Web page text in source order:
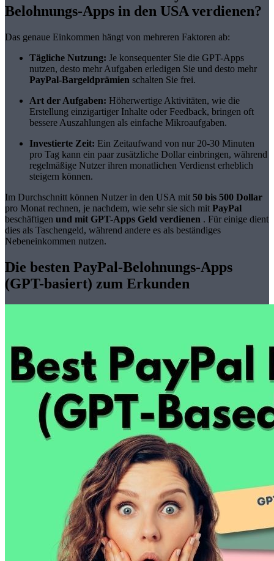
Belohnungs-Apps in den USA verdienen?
Das genaue Einkommen hängt von mehreren Faktoren ab:
Tägliche Nutzung: Je konsequenter Sie die GPT-Apps
nutzen, desto mehr Aufgaben erledigen Sie und desto mehr
PayPal-Bargeldprämien schalten Sie frei.
Art der Aufgaben: Höherwertige Aktivitäten, wie die
Erstellung einzigartiger Inhalte oder Feedback, bringen oft
bessere Auszahlungen als einfache Mikroaufgaben.
Investierte Zeit: Ein Zeitaufwand von nur 20-30 Minuten
pro Tag kann ein paar zusätzliche Dollar einbringen, während
regelmäßige Nutzer ihren monatlichen Verdienst erheblich
steigern können.
Im Durchschnitt können Nutzer in den USA mit 50 bis 500 Dollar
pro Monat rechnen, je nachdem, wie sehr sie sich mit PayPal
beschäftigen und mit GPT-Apps Geld verdienen . Für einige dient
dies als Taschengeld, während andere es als beständiges
Nebeneinkommen nutzen.
Die besten PayPal-Belohnungs-Apps
(GPT-basiert) zum Erkunden